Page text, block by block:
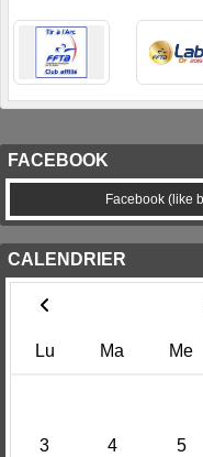
FACEBOOK
Facebook (like
CALENDRIER
Lu Ma Me
3 4 5